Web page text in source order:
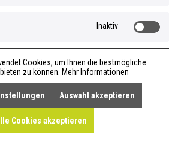
3,90 €
Körperöl Namasté
Schimmerndes Körperöl mit
Patchouli
Inaktiv
Cookies, um Ihnen die bestmögliche
zu können. Mehr Informationen
Auswahl akzeptieren
Cookies akzeptieren